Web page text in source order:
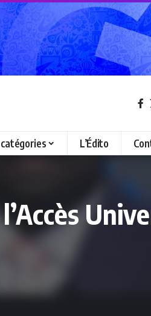
L’Édito